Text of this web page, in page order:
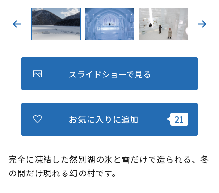
7つの国立公園
さっぽろ圏e旅ギフト
完全に凍結した然別湖の氷と雪だけで造られる、冬
の間だけ現れる幻の村です。
スライドショーで見る
お気に入りに追加